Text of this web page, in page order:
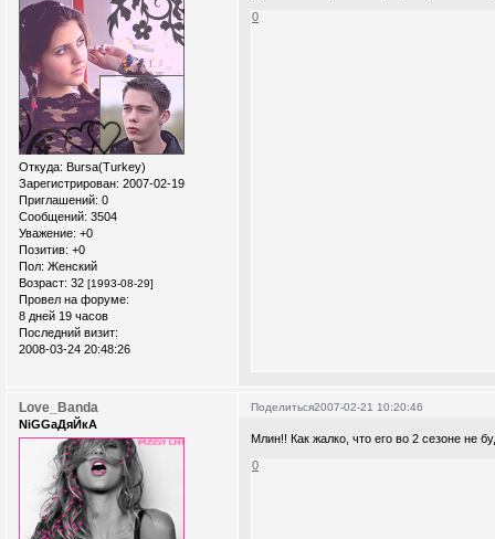
Откуда: Bursa(Turkey)
Зарегистрирован: 2007-02-19
Приглашений: 0
Сообщений: 3504
Уважение: +0
Позитив: +0
Пол: Женский
Возраст: 32 [1993-08-29]
Провел на форуме:
8 дней 19 часов
Последний визит:
2008-03-24 20:48:26
0
Поделиться2007-02-21 10:20:46
Love_Banda
NiGGaДяЙкА
Млин!! Как жалко, что его во 2 сезоне не
0